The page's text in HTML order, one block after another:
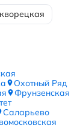
Охотный Ряд
Фрунзенская
Саларьево